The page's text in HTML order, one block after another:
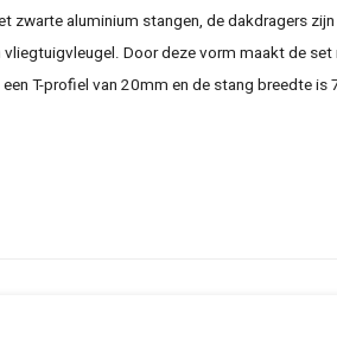
zwarte aluminium stangen, de dakdragers
Door deze vorm maakt de
T-profiel van 20mm en de stang breedte